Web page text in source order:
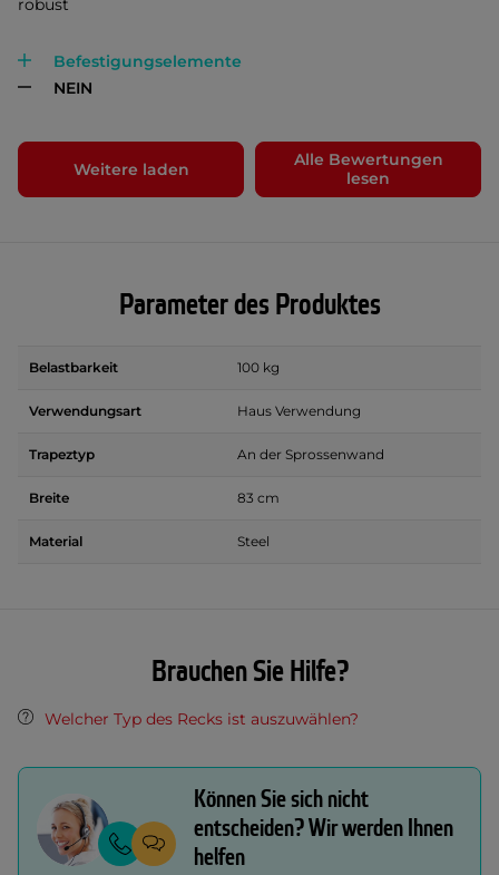
robust
Befestigungselemente
NEIN
Weitere laden
Alle Bewertungen
lesen
Parameter des Produktes
Belastbarkeit 100 kg
Verwendungsart Haus Verwendung
Trapeztyp An der Sprossenwand
Breite 83 cm
Material Steel
Brauchen Sie Hilfe?
Welcher Typ des Recks ist auszuwählen?
Können Sie sich nicht
entscheiden? Wir werden Ihnen
helfen